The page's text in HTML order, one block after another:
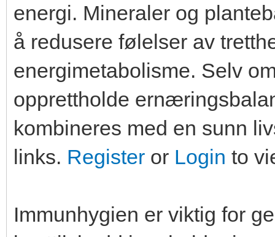
energi. Mineraler og
å redusere følelser av
energimetabolisme. Selv
opprettholde
kombineres med en sunn
links. Register or Login to
Immunhygien er viktig for